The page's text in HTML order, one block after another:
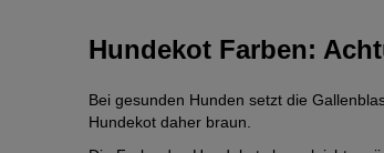
Hundekot Farben:
Bei gesunden Hunden setzt die
Hundekot daher braun.